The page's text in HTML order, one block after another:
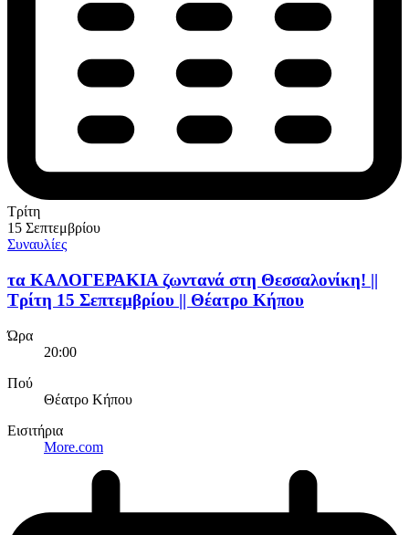
Τρίτη
15 Σεπτεμβρίου
Συναυλίες
τα ΚΑΛΟΓΕΡΑΚΙΑ ζωντανά στη Θεσσαλονίκη! ||
Τρίτη 15 Σεπτεμβρίου || Θέατρο Κήπου
Ώρα
20:00
Πού
Θέατρο Κήπου
Εισιτήρια
More.com